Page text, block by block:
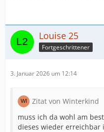
Louise 25
Fortgeschrittener
3. Januar 2026 um 12:14
Zitat von Winterkind
muss ich da wohl am
dieses wieder erreichbar